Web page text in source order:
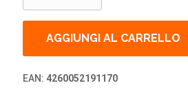
Pure
Power
Plus
Gold
PSU,
AGGIUNGI AL CARRELLO
EAN: 4260052191170